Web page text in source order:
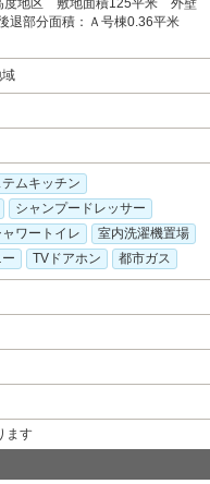
度地区 敷地面積125平米 外壁
退部分面積：Ａ号棟0.36平米
テムキッチン
シャンプードレッサー
ャワートイレ
室内洗濯機置場
TVドアホン 都市ガス
ます